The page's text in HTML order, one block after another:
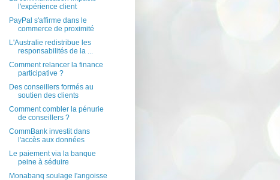
l'expérience client
PayPal s'affirme dans le
commerce de proximité
L'Australie redistribue les
responsabilités de la ...
Comment relancer la finance
participative ?
Des conseillers formés au
soutien des clients
Comment combler la pénurie
de conseillers ?
CommBank investit dans
l'accès aux données
Le paiement via la banque
peine à séduire
Monabanq soulage l'angoisse